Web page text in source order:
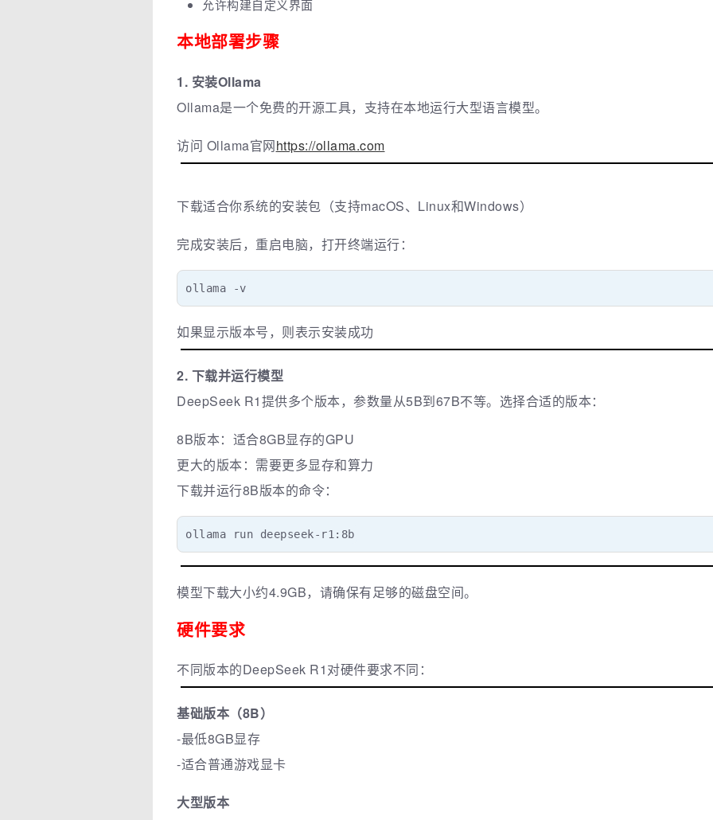
允许构建自定义界面
本地部署步骤
1. 安装Ollama
Ollama是一个免费的开源工具，支持在本地运行大型语言模型。
访问 Ollama官网https://ollama.com
下载适合你系统的安装包（支持macOS、Linux和Windows）
完成安装后，重启电脑，打开终端运行：
ollama -v
如果显示版本号，则表示安装成功
2. 下载并运行模型
DeepSeek R1提供多个版本，参数量从5B到67B不等。选择合适的版本：
8B版本：适合8GB显存的GPU
更大的版本：需要更多显存和算力
下载并运行8B版本的命令：
ollama run deepseek-r1:8b
模型下载大小约4.9GB，请确保有足够的磁盘空间。
硬件要求
不同版本的DeepSeek R1对硬件要求不同：
基础版本（8B）
-最低8GB显存
-适合普通游戏显卡
大型版本